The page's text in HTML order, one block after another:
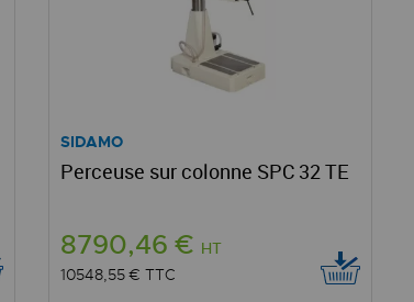
SIDAMO
Perceuse sur colonne SPC 32 TE
8790,46 € HT
10548,55 € TTC